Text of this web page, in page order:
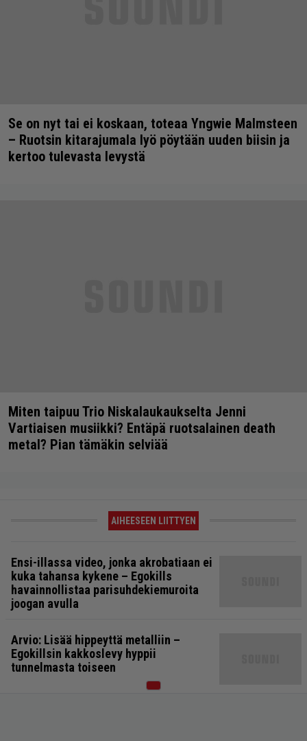
Se on nyt tai ei koskaan, toteaa Yngwie Malmsteen
– Ruotsin kitarajumala lyö pöytään uuden biisin ja
kertoo tulevasta levystä
Miten taipuu Trio Niskalaukaukselta Jenni
Vartiaisen musiikki? Entäpä ruotsalainen death
metal? Pian tämäkin selviää
AIHEESEEN LIITTYEN
Ensi-illassa video, jonka akrobatiaan ei
kuka tahansa kykene – Egokills
havainnollistaa parisuhdekiemuroita
joogan avulla
Arvio: Lisää hippeyttä metalliin –
Egokillsin kakkoslevy hyppii
tunnelmasta toiseen